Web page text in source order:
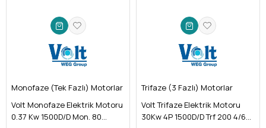
Monofaze (Tek Fazlı) Motorlar
Volt Monofaze Elektrik Motoru
0.37 Kw 1500D/D Mon. 80
Trifaze (3 Fazlı) Motorlar
Volt Trifaze Elektrik Motoru
30Kw 4P 1500D/D Trf 200 4/6V